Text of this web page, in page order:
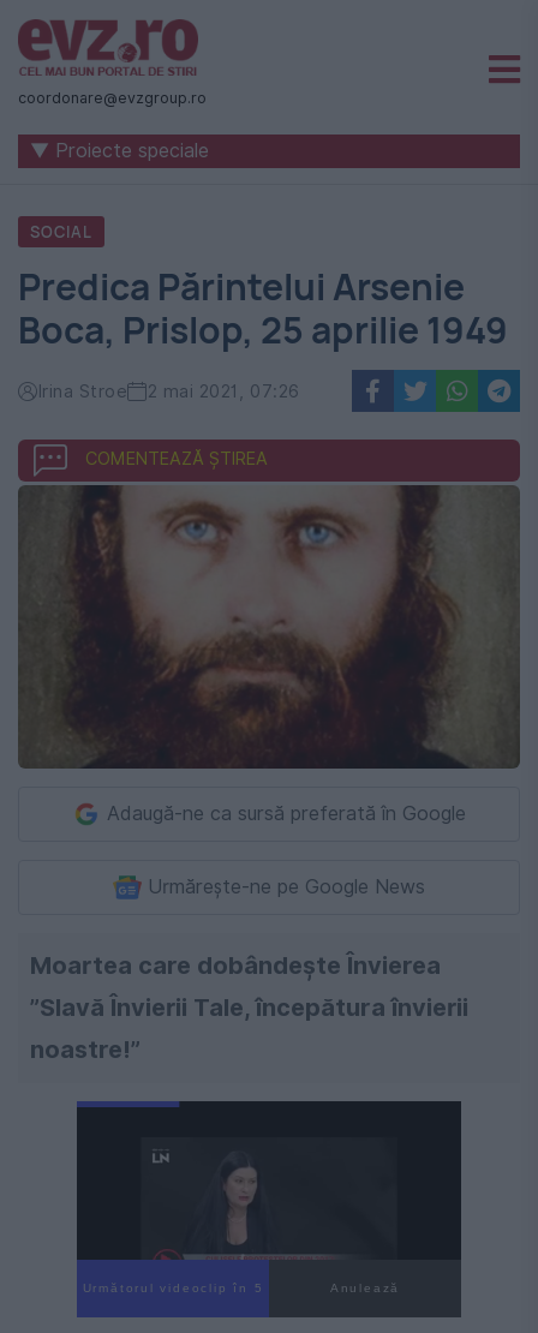
Știri
naționale
internaționale
România
-
Evenimentul
Zilei
coordonare@evzgroup.ro
▼ Proiecte speciale
SOCIAL
Predica Părintelui Arsenie
Boca, Prislop, 25 aprilie 1949
Irina Stroe 2 mai 2021, 07:26
COMENTEAZĂ ȘTIREA
Adaugă-ne ca sursă preferată în Google
Urmărește-ne pe Google News
Moartea care dobândește Învierea
”Slavă Învierii Tale, începătura învierii
noastre!”
Următorul videoclip în 4 Anulează